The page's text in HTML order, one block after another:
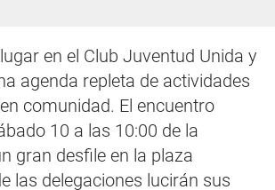
en el Club Juventud Unida y
agenda repleta de actividades
comunidad. El encuentro
10 a las 10:00 de la
gran desfile en la plaza
las delegaciones lucirán sus